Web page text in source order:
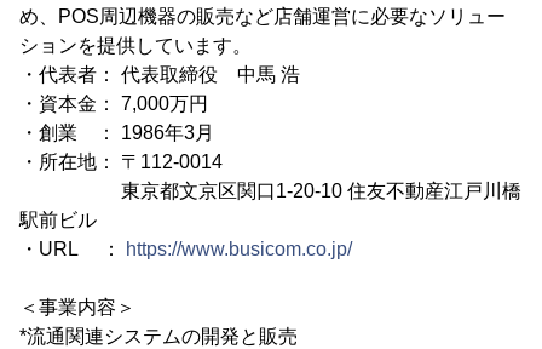
め、POS周辺機器の販売など店舗運営に必要なソリュー
ションを提供しています。
・代表者： 代表取締役 中馬 浩
・資本金： 7,000万円
・創業 ： 1986年3月
・所在地： 〒112-0014
東京都文京区関口1-20-10 住友不動産江戸川橋
駅前ビル
・URL ：
https://www.busicom.co.jp/
＜事業内容＞
*流通関連システムの開発と販売